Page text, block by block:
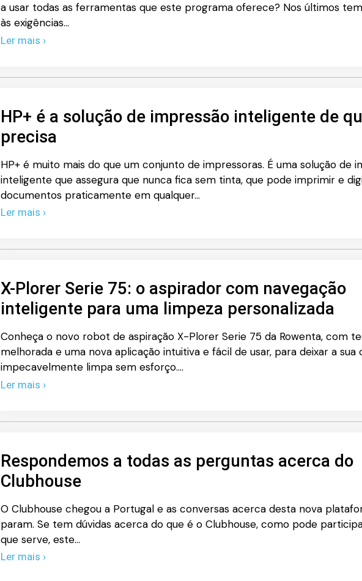
a usar todas as ferramentas que este programa oferece? Nos últimos
às exigências…
Ler mais ›
HP+ é a solução de impressão inteligente de
precisa
HP+ é muito mais do que um conjunto de impressoras. É uma solução de
inteligente que assegura que nunca fica sem tinta, que pode imprimir e
documentos praticamente em qualquer…
Ler mais ›
X-Plorer Serie 75: o aspirador com navegação
inteligente para uma limpeza personalizada
Conheça o novo robot de aspiração X-Plorer Serie 75 da Rowenta, com
melhorada e uma nova aplicação intuitiva e fácil de usar, para deixar a sua
impecavelmente limpa sem esforço.…
Ler mais ›
Respondemos a todas as perguntas acerca do
Clubhouse
O Clubhouse chegou a Portugal e as conversas acerca desta nova
param. Se tem dúvidas acerca do que é o Clubhouse, como pode
que serve, este…
Ler mais ›